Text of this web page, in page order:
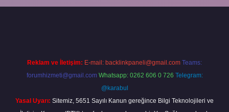
Reklam ve İletişim: E-mail: backlinkpaneli@gmail.com Teams:
forumhizmeti@gmail.com Whatsapp: 0262 606 0 726 Telegram:
@karabul
Yasal Uyarı: Sitemiz, 5651 Sayılı Kanun gereğince Bilgi Teknolojileri ve